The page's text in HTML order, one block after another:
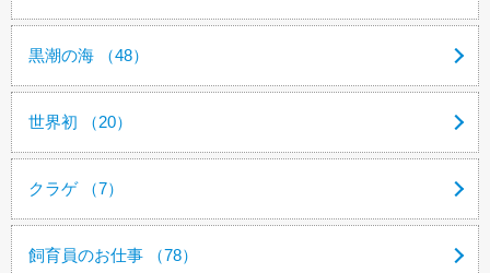
黒潮の海 （48）
世界初 （20）
クラゲ （7）
飼育員のお仕事 （78）